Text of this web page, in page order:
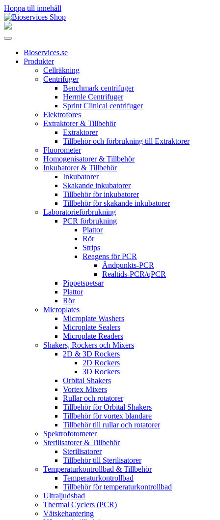
Hoppa till innehåll
Huvudnavigering
Bioservices.se
Produkter
Cellräkning
Centrifuger
Benchmark centrifuger
Hermle Centrifuger
Sprint Clinical centrifuger
Elektrofores
Extraktorer & Tillbehör
Extraktorer
Tillbehör och förbrukning till Extraktorer
Fluorometer
Homogenisatorer & Tillbehör
Inkubatorer & Tillbehör
Inkubatorer
Skakande inkubatorer
Tillbehör för inkubatorer
Tillbehör för skakande inkubatorer
Laboratorieförbrukning
PCR förbrukning
Plattor
Rör
Strips
Reagens för PCR
Ändpunkts-PCR
Realtids-PCR/qPCR
Pippetspetsar
Plattor
Rör
Microplates
Microplate Washers
Microplate Sealers
Microplate Readers
Shakers, Rockers och Mixers
2D & 3D Rockers
2D Rockers
3D Rockers
Orbital Shakers
Vortex Mixers
Rullar och rotatorer
Tillbehör för Orbital Shakers
Tillbehör för vortex blandare
Tillbehör till rullar och rotatorer
Spektrofotometer
Sterilisatorer & Tillbehör
Sterilisatorer
Tillbehör till Sterilisatorer
Temperaturkontrollbad & Tillbehör
Temperaturkontrollbad
Tillbehör för temperaturkontrollbad
Ultraljudsbad
Thermal Cyclers (PCR)
Vätskehantering